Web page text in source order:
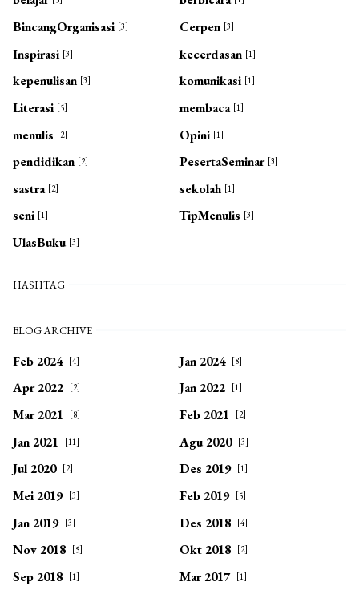
BincangOrganisasi [3] Cerpen [3]
Inspirasi [3] kecerdasan [1]
kepenulisan [3] komunikasi [1]
Literasi [5] membaca [1]
menulis [2] Opini [1]
pendidikan [2] PesertaSeminar [3]
sastra [2] sekolah [1]
seni [1] TipMenulis [3]
UlasBuku [3]
HASHTAG
BLOG ARCHIVE
Feb 2024 [4] Jan 2024 [8]
Apr 2022 [2] Jan 2022 [1]
Mar 2021 [8] Feb 2021 [2]
Jan 2021 [11] Agu 2020 [3]
Jul 2020 [2] Des 2019 [1]
Mei 2019 [3] Feb 2019 [5]
Jan 2019 [3] Des 2018 [4]
Nov 2018 [5] Okt 2018 [2]
Sep 2018 [1] Mar 2017 [1]